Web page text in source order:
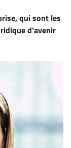
qui sont les
d’avenir